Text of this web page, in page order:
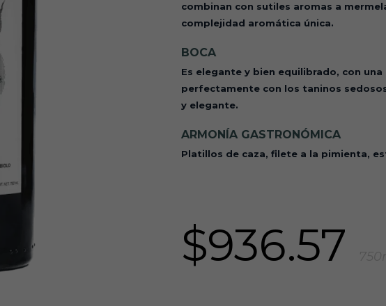
combinan con sutiles aromas a
complejidad aromática única.
BOCA
Es elegante y bien equilibrado, con
perfectamente con los taninos
y elegante.
ARMONÍA GASTRONÓMICA
Platillos de caza, filete a la pimienta,
$936.57